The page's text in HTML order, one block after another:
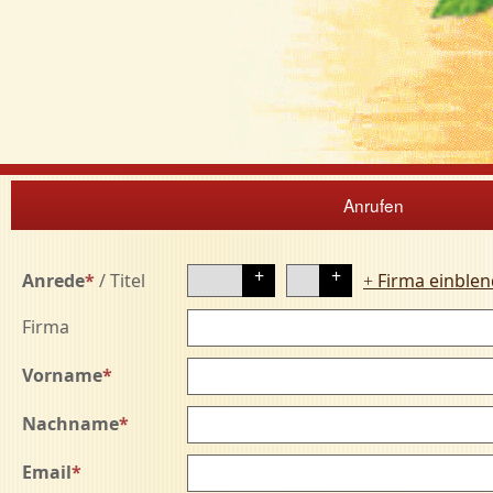
Anrufen
Anrede*/Titel + Firma
Firma
Vorname*
Nachname*
Email*